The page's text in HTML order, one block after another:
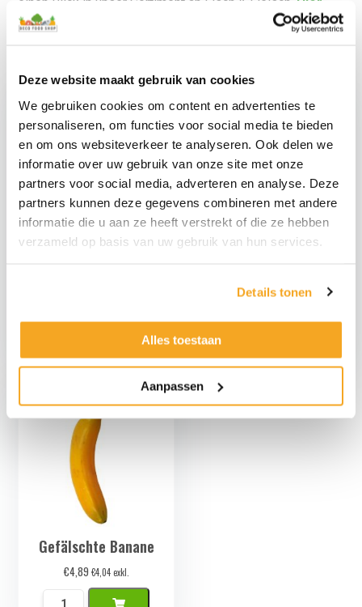
Deze website maakt gebruik van cookies
We gebruiken cookies om content en advertenties te
personaliseren, om functies voor social media te bieden
en om ons websiteverkeer te analyseren. Ook delen we
informatie over uw gebruik van onze site met onze
partners voor social media, adverteren en analyse. Deze
partners kunnen deze gegevens combineren met andere
informatie die u aan ze heeft verstrekt of die ze hebben
verzameld op basis van uw gebruik van hun services.
Details tonen
Alles toestaan
Aanpassen
Rode
Granaatappel
€4,89€4,04 exkl.
Namaak
Perzik
Menge
Gefälschte Banane
€4,89 €4,04exkl.
Namaak